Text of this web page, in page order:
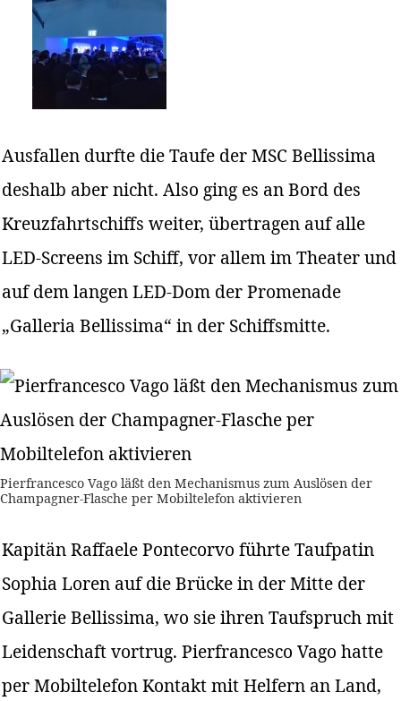
Ausfallen durfte die Taufe der MSC Bellissima
deshalb aber nicht. Also ging es an Bord des
Kreuzfahrtschiffs weiter, übertragen auf alle
LED-Screens im Schiff, vor allem im Theater und
auf dem langen LED-Dom der Promenade
„Galleria Bellissima“ in der Schiffsmitte.
Pierfrancesco Vago läßt den Mechanismus zum Auslösen der
Champagner-Flasche per Mobiltelefon aktivieren
Kapitän Raffaele Pontecorvo führte Taufpatin
Sophia Loren auf die Brücke in der Mitte der
Gallerie Bellissima, wo sie ihren Taufspruch mit
Leidenschaft vortrug. Pierfrancesco Vago hatte
per Mobiltelefon Kontakt mit Helfern an Land,